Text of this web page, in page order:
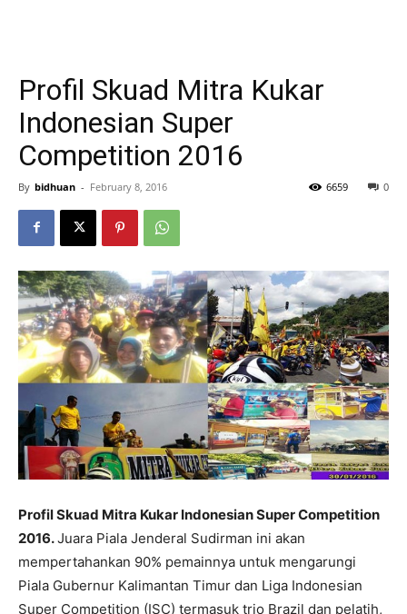
Profil Skuad Mitra Kukar
Indonesian Super
Competition 2016
By bidhuan - February 8, 2016 0
6659
Profil Skuad Mitra Kukar Indonesian Super Competition
2016.Juara Piala Jenderal Sudirman ini akan
mempertahankan 90% pemainnya untuk mengarungi
Piala Gubernur Kalimantan Timur dan Liga Indonesian
Super Competition (ISC) termasuk trio Brazil dan pelatih,